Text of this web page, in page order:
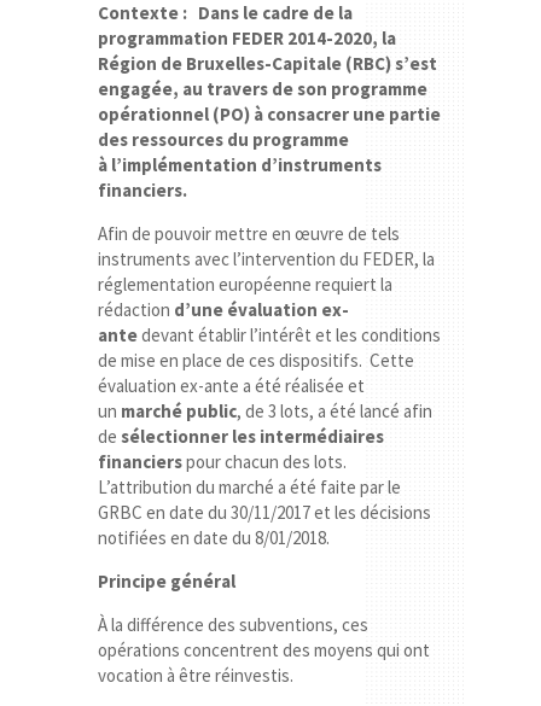
Contexte : Dans le cadre de la
programmation FEDER 2014-2020, la
Région de Bruxelles-Capitale (RBC) s’est
engagée, au travers de son programme
opérationnel (PO) à consacrer une partie
des ressources du programme
à l’implémentation d’instruments
financiers.
Afin de pouvoir mettre en œuvre de tels
instruments avec l’intervention du FEDER, la
réglementation européenne requiert la
rédaction d’une évaluation ex-
antedevant établir l’intérêt et les conditions
de mise en place de ces dispositifs. Cette
évaluation ex-ante a été réalisée et
un marché public, de 3 lots, a été lancé afin
de sélectionner les intermédiaires
financierspour chacun des lots.
L’attribution du marché a été faite par le
GRBC en date du 30/11/2017 et les décisions
notifiées en date du 8/01/2018.
Principe général
À la différence des subventions, ces
opérations concentrent des moyens qui ont
vocation à être réinvestis.